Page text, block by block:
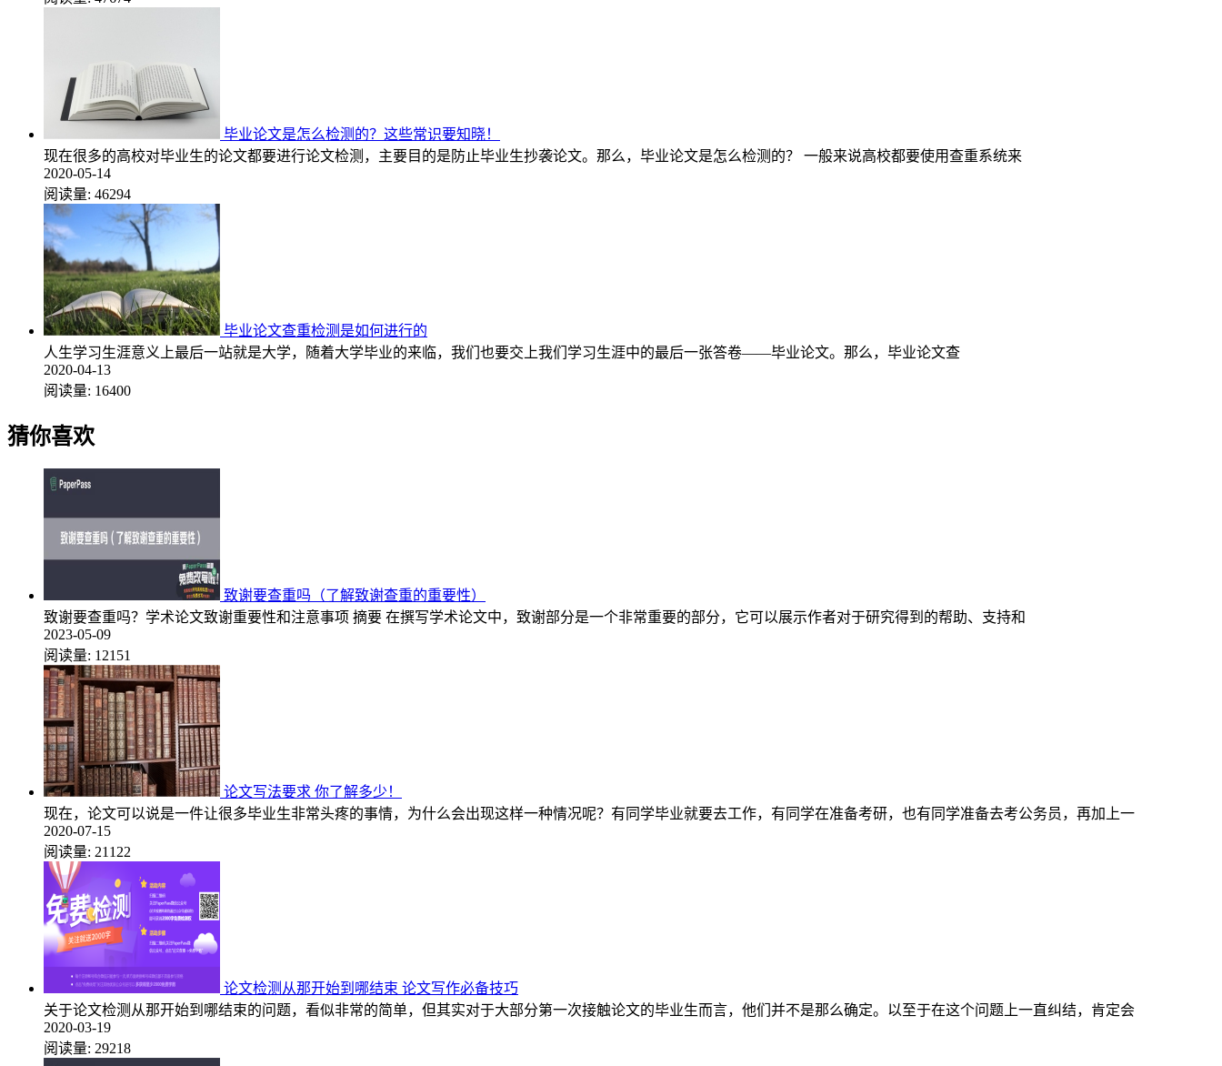
毕业论文是怎么检测的？这些常识要知晓！
现在很多的高校对毕业生的论文都要进行论文检测，主要目的是防止毕业生抄袭论文。那么，毕业论文是怎么检测的？ 一般来说高校都要使用查重系统来
2020-05-14
阅读量: 46294
毕业论文查重检测是如何进行的
人生学习生涯意义上最后一站就是大学，随着大学毕业的来临，我们也要交上我们学习生涯中的最后一张答卷——毕业论文。那么，毕业论文查
2020-04-13
阅读量: 16400
猜你喜欢
致谢要查重吗（了解致谢查重的重要性）
致谢要查重吗？学术论文致谢重要性和注意事项 摘要 在撰写学术论文中，致谢部分是一个非常重要的部分，它可以展示作者对于研究得到的帮助、支持和
2023-05-09
阅读量: 12151
论文写法要求 你了解多少！
现在，论文可以说是一件让很多毕业生非常头疼的事情，为什么会出现这样一种情况呢？有同学毕业就要去工作，有同学在准备考研，也有同学准备去考公务员，再加上一
2020-07-15
阅读量: 21122
论文检测从那开始到哪结束 论文写作必备技巧
关于论文检测从那开始到哪结束的问题，看似非常的简单，但其实对于大部分第一次接触论文的毕业生而言，他们并不是那么确定。以至于在这个问题上一直纠结，肯定会
2020-03-19
阅读量: 29218